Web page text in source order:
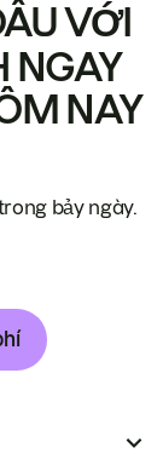
VỚI
NGAY
NAY
bảy ngày.